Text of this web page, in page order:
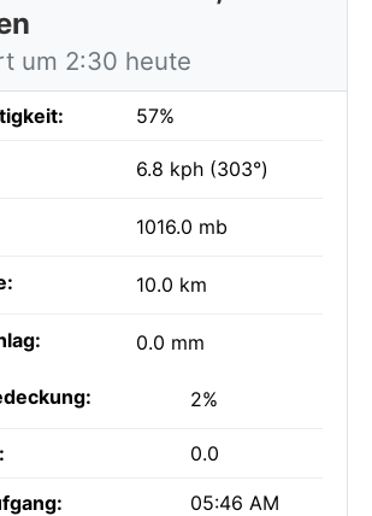
um 2:30 heute
57%
6.8 kph (303°)
1016.0 mb
10.0 km
0.0 mm
2%
0.0
05:46 AM